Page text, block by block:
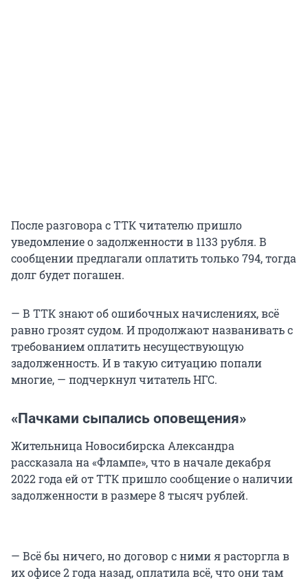
После разговора с ТТК читателю пришло
уведомление о задолженности в 1133 рубля. В
сообщении предлагали оплатить только 794, тогда
долг будет погашен.
— В ТТК знают об ошибочных начислениях, всё
равно грозят судом. И продолжают названивать с
требованием оплатить несуществующую
задолженность. И в такую ситуацию попали
многие, — подчеркнул читатель НГС.
«Пачками сыпались оповещения»
Жительница Новосибирска Александра
рассказала на «Флампе», что в начале декабря
2022 года ей от ТТК пришло сообщение о наличии
задолженности в размере 8 тысяч рублей.
— Всё бы ничего, но договор с ними я расторгла в
их офисе 2 года назад, оплатила всё, что они там